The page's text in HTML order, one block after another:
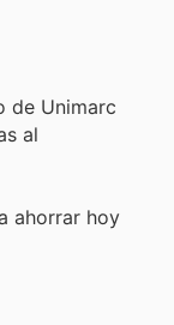
de Unimarc
al
ahorrar hoy